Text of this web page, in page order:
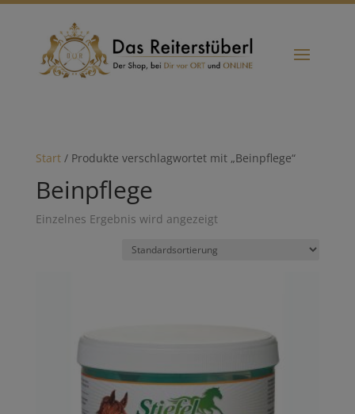
Start/ Produkte verschlagwortet mit „Beinpflege“
Beinpflege
Einzelnes Ergebnis wird angezeigt